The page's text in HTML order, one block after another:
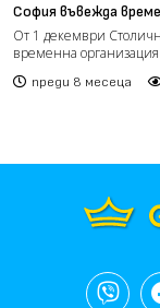
София въвежда
сметосъбиране в
изтичащи договори
От 1 декември
временна
преди 8 месеца